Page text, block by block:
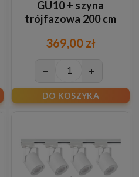
GU10 + szyna
trójfazowa 200 cm
369,00 zł
− +
DO KOSZYKA